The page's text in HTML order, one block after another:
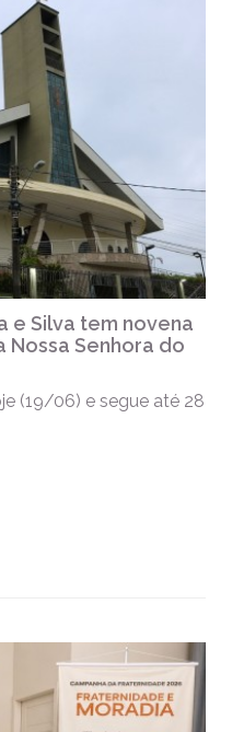
e Silva tem novena
Nossa Senhora do
(19/06) e segue até 28